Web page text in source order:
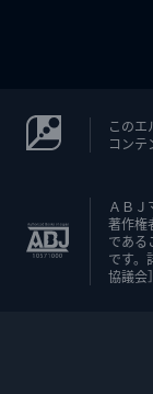
このエ
コンテ
ＡＢＪ
著作権
である
です。
協議会